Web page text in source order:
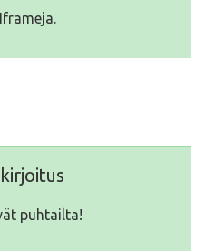
puhtailta!